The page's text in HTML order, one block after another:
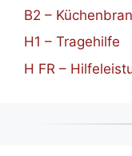
B2 –
H1 – Tragehilfe
H FR –